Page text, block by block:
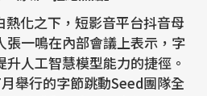
化之下，短影音平台抖音母
張一鳴在內部會議上表示，字
人工智慧模型能力的捷徑。
舉行的字節跳動Seed團隊全